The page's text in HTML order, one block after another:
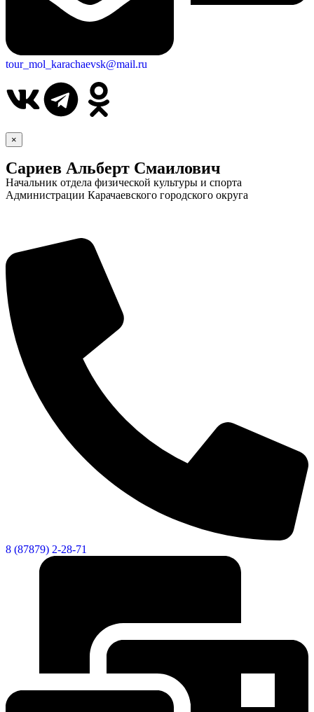
tour_mol_karachaevsk@mail.ru
×
Сариев Альберт Смаилович
Начальник отдела физической культуры и спорта
Администрации Карачаевского городского округа
8 (87879) 2-28-71